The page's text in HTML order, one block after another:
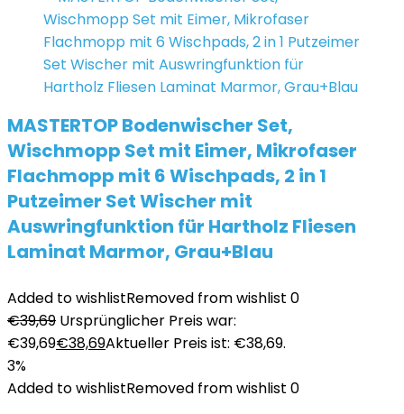
MASTERTOP Bodenwischer Set,
Wischmopp Set mit Eimer, Mikrofaser
Flachmopp mit 6 Wischpads, 2 in 1
Putzeimer Set Wischer mit
Auswringfunktion für Hartholz Fliesen
Laminat Marmor, Grau+Blau
Added to wishlistRemoved from wishlist 0
€39,69 Ursprünglicher Preis war:
€39,69€38,69Aktueller Preis ist: €38,69.
3%
Added to wishlistRemoved from wishlist 0